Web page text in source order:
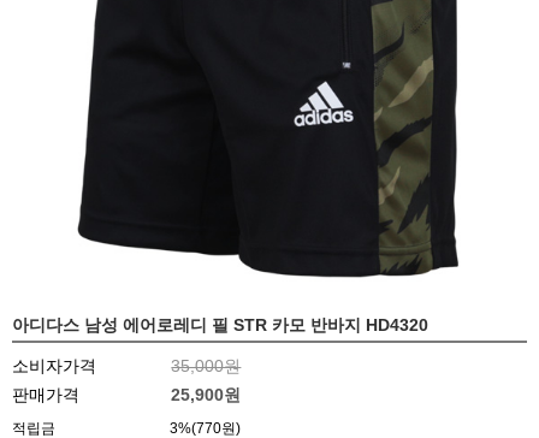
아디다스 남성 에어로레디 필 STR 카모 반바지 HD4320
소비자가격
35,000원
판매가격
25,900원
적립금 3%(770원)